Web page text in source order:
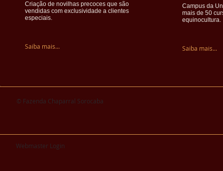
Criação de novilhas precoces que são
vendidas com exclusividade a clientes
especiais.
Saiba mais...
Campus da
mais de 50
equinocultura.
Saiba mais...
© Fazenda Chaparral Sorocaba
Webmaster Login